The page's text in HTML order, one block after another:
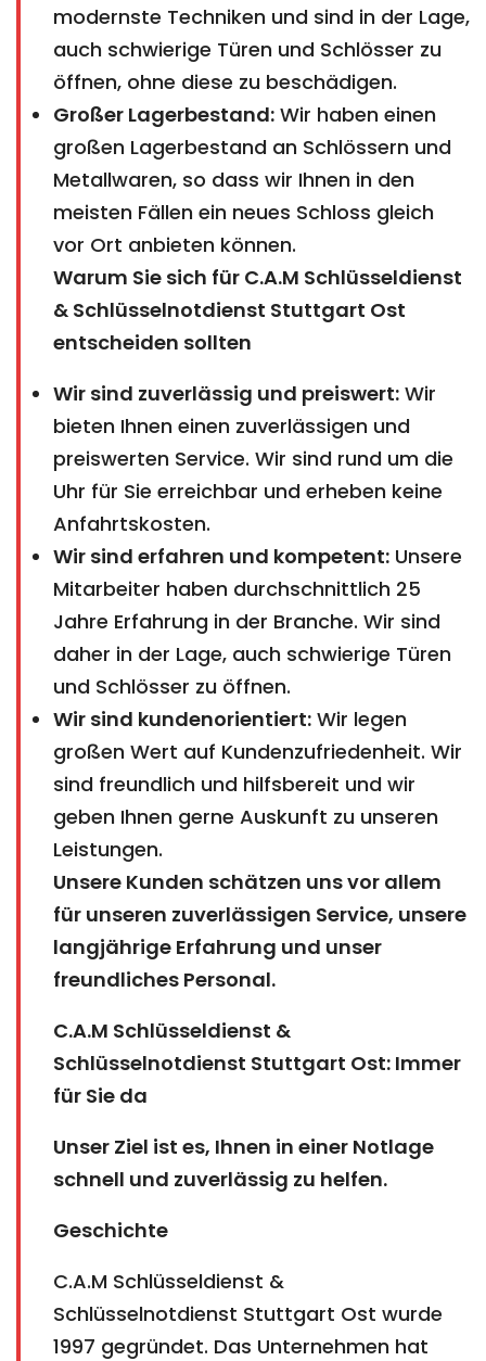
modernste Techniken und sind in der Lage,
auch schwierige Türen und Schlösser zu
öffnen, ohne diese zu beschädigen.
Großer Lagerbestand: Wir haben einen
großen Lagerbestand an Schlössern und
Metallwaren, so dass wir Ihnen in den
meisten Fällen ein neues Schloss gleich
vor Ort anbieten können.
Warum Sie sich für C.A.M Schlüsseldienst
& Schlüsselnotdienst Stuttgart Ost
entscheiden sollten
Wir sind zuverlässig und preiswert: Wir
bieten Ihnen einen zuverlässigen und
preiswerten Service. Wir sind rund um die
Uhr für Sie erreichbar und erheben keine
Anfahrtskosten.
Wir sind erfahren und kompetent: Unsere
Mitarbeiter haben durchschnittlich 25
Jahre Erfahrung in der Branche. Wir sind
daher in der Lage, auch schwierige Türen
und Schlösser zu öffnen.
Wir sind kundenorientiert: Wir legen
großen Wert auf Kundenzufriedenheit. Wir
sind freundlich und hilfsbereit und wir
geben Ihnen gerne Auskunft zu unseren
Leistungen.
Unsere Kunden schätzen uns vor allem
für unseren zuverlässigen Service, unsere
langjährige Erfahrung und unser
freundliches Personal.
C.A.M Schlüsseldienst &
Schlüsselnotdienst Stuttgart Ost: Immer
für Sie da
Unser Ziel ist es, Ihnen in einer Notlage
schnell und zuverlässig zu helfen.
Geschichte
C.A.M Schlüsseldienst &
Schlüsselnotdienst Stuttgart Ost wurde
1997 gegründet. Das Unternehmen hat